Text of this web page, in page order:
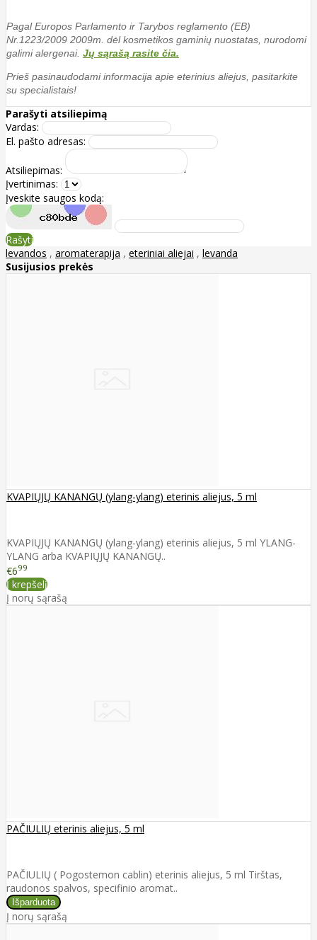
Pagal Europos Parlamento ir Tarybos reglamento (EB)
Nr.1223/2009 2009m. dėl kosmetikos gaminių nuostatas, nurodomi
galimi alergenai. Jų sąrašą rasite čia.
Prieš pasinaudodami informacija apie eterinius aliejus, pasitarkite
su specialistais!
Parašyti atsiliepimą
Vardas:
El. pašto adresas:
Atsiliepimas:
Įvertinimas:
Įveskite saugos kodą:
Rašyti
levandos , aromaterapija , eteriniai aliejai , levanda
Susijusios prekės
KVAPIŲJŲ KANANGŲ (ylang-ylang) eterinis aliejus, 5 ml
KVAPIŲJŲ KANANGŲ (ylang-ylang) eterinis aliejus, 5 ml YLANG-
YLANG arba KVAPIŲJŲ KANANGŲ..
€699
Į krepšelį
Į norų sąrašą
PAČIULIŲ eterinis aliejus, 5 ml
PAČIULIŲ ( Pogostemon cablin) eterinis aliejus, 5 ml Tirštas,
raudonos spalvos, specifinio aromat..
Į norų sąrašą